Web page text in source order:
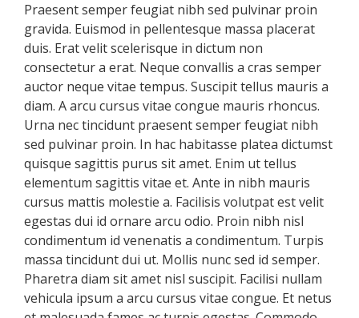
Praesent semper feugiat nibh sed pulvinar proin
gravida. Euismod in pellentesque massa placerat
duis. Erat velit scelerisque in dictum non
consectetur a erat. Neque convallis a cras semper
auctor neque vitae tempus. Suscipit tellus mauris a
diam. A arcu cursus vitae congue mauris rhoncus.
Urna nec tincidunt praesent semper feugiat nibh
sed pulvinar proin. In hac habitasse platea dictumst
quisque sagittis purus sit amet. Enim ut tellus
elementum sagittis vitae et. Ante in nibh mauris
cursus mattis molestie a. Facilisis volutpat est velit
egestas dui id ornare arcu odio. Proin nibh nisl
condimentum id venenatis a condimentum. Turpis
massa tincidunt dui ut. Mollis nunc sed id semper.
Pharetra diam sit amet nisl suscipit. Facilisi nullam
vehicula ipsum a arcu cursus vitae congue. Et netus